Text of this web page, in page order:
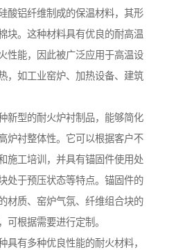
酸铝纤维制成的保温材料，其形
块。这种材料具有优良的耐高温
性能，因此被广泛应用于高温设
，如工业窑炉、加热设备、建筑
新型的耐火炉衬制品，能够简化
炉衬整体性。它可以根据客户不
施工培训，并具有锚固件使用处
处于预压状态等特点。锚固件的
材质、窑炉气氛、纤维组合块的
可根据需要进行定制。
具有多种优良性能的耐火材料，